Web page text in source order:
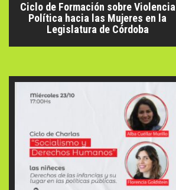
Ciclo de Formación sobre Violencia
Política hacia las Mujeres en la
Legislatura de Córdoba